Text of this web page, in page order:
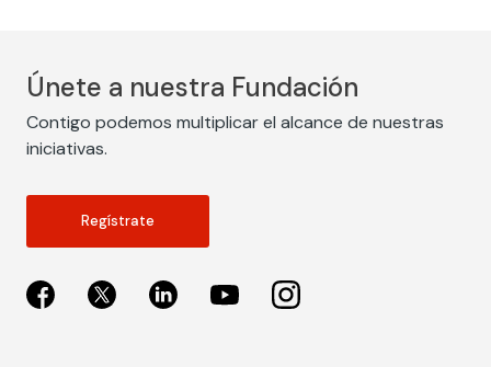
Únete a nuestra Fundación
Contigo podemos multiplicar el alcance de nuestras
iniciativas.
Regístrate